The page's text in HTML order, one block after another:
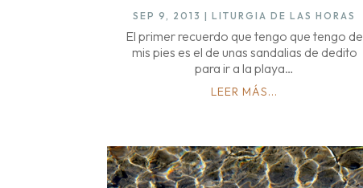
SEP 9, 2013 |LITURGIA DE LAS HORAS
El primer recuerdo que tengo que tengo de
mis pies es el de unas sandalias de dedito
para ir a la playa…
LEER MÁS...